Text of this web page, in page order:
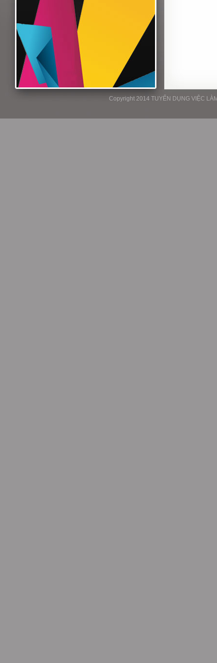
Copyright 2014 TUYỂN DỤNG VIỆC